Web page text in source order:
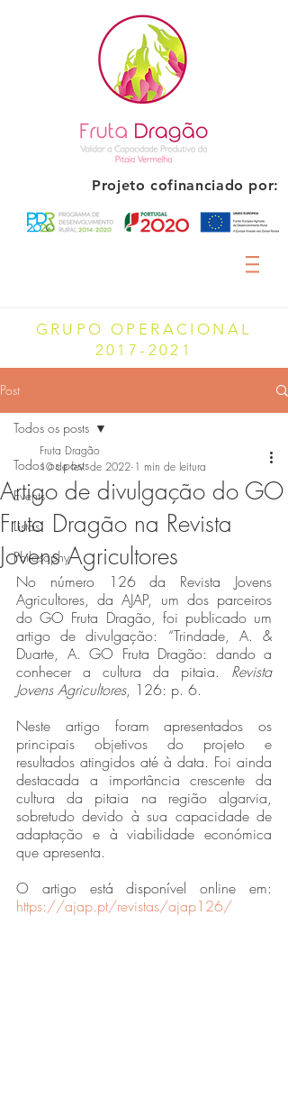
Projeto cofinanciado por:
GRUPO OPERACIONAL
2017-2021
Post
Todos os posts
Events
Listas
Philosophy
Todos os posts
Artigo de divulgação do GO
Fruta Dragão na Revista
Jovens Agricultores
Fruta Dragão
10 de fev. de 2022 1 min de leitura
No número 126 da Revista Jovens
Agricultores, da AJAP, um dos parceiros
do GO Fruta Dragão, foi publicado um
artigo de divulgação: “Trindade, A. &
Duarte, A. GO Fruta Dragão: dando a
conhecer a cultura da pitaia. Revista
Jovens Agricultores, 126: p. 6.
Neste artigo foram apresentados os
principais objetivos do projeto e
resultados atingidos até à data. Foi ainda
destacada a importância crescente da
cultura da pitaia na região algarvia,
sobretudo devido à sua capacidade de
adaptação e à viabilidade económica
que apresenta.
https://ajap.pt/revistas/ajap126/